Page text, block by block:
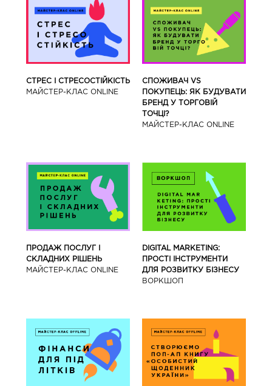
СТРЕС І СТРЕСОСТІЙКІСТЬ
МАЙСТЕР-КЛАС ONLINE
СПОЖИВАЧ VS
ПОКУПЕЦЬ: ЯК БУДУВАТИ
БРЕНД У ТОРГОВІЙ
ТОЧЦІ?
МАЙСТЕР-КЛАС ONLINE
ПРОДАЖ ПОСЛУГ І
СКЛАДНИХ РІШЕНЬ
МАЙСТЕР-КЛАС ONLINE
DIGITAL MARKETING:
ПРОСТІ ІНСТРУМЕНТИ
ДЛЯ РОЗВИТКУ БІЗНЕСУ
ВОРКШОП